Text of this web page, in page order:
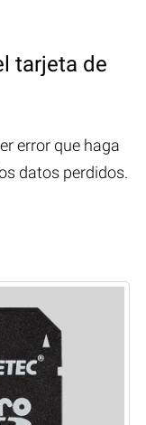
tarjeta de
error que haga
datos perdidos.